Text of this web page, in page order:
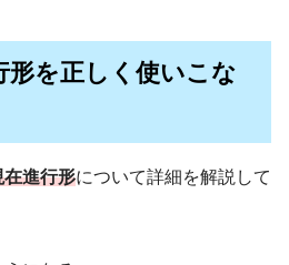
形を正しく使いこな
在進行形について詳細を解説して